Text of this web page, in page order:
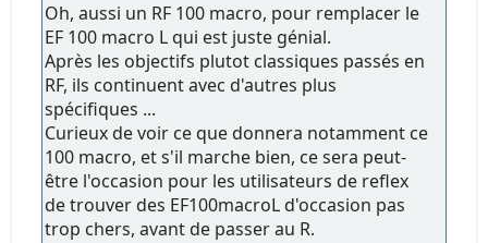
Oh, aussi un RF 100 macro, pour remplacer le
EF 100 macro L qui est juste génial.
Après les objectifs plutot classiques passés en
RF, ils continuent avec d'autres plus
spécifiques ...
Curieux de voir ce que donnera notamment ce
100 macro, et s'il marche bien, ce sera peut-
être l'occasion pour les utilisateurs de reflex
de trouver des EF100macroL d'occasion pas
trop chers, avant de passer au R.